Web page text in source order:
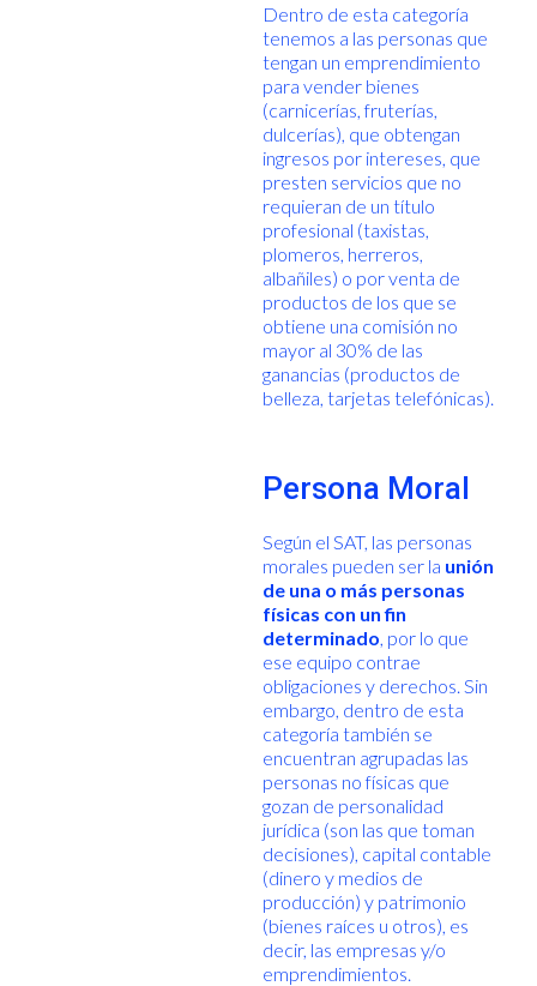
Dentro de esta categoría
tenemos a las personas que
tengan un emprendimiento
para vender bienes
(carnicerías, fruterías,
dulcerías), que obtengan
ingresos por intereses, que
presten servicios que no
requieran de un título
profesional (taxistas,
plomeros, herreros,
albañiles) o por venta de
productos de los que se
obtiene una comisión no
mayor al 30% de las
ganancias (productos de
belleza, tarjetas telefónicas).
Persona Moral
Según el SAT, las personas
morales pueden ser la unión
de una o más personas
físicas con un fin
determinado, por lo que
ese equipo contrae
obligaciones y derechos. Sin
embargo, dentro de esta
categoría también se
encuentran agrupadas las
personas no físicas que
gozan de personalidad
jurídica (son las que toman
decisiones), capital contable
(dinero y medios de
producción) y patrimonio
(bienes raíces u otros), es
decir, las empresas y/o
emprendimientos.